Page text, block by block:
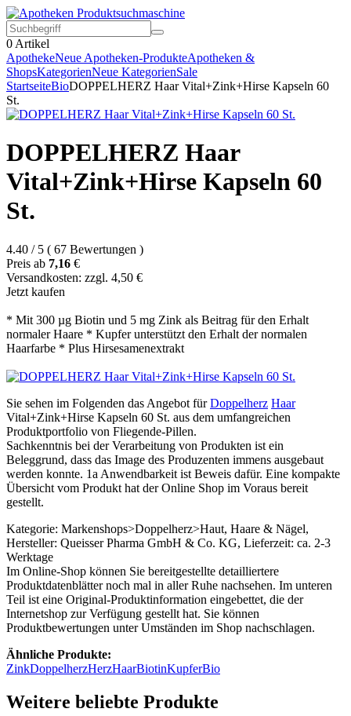
0 Artikel
ApothekeNeue Apotheken-ProdukteApotheken &
ShopsKategorienNeue KategorienSale
StartseiteBioDOPPELHERZ Haar Vital+Zink+Hirse Kapseln 60
St.
DOPPELHERZ Haar
Vital+Zink+Hirse Kapseln 60
St.
4.40 / 5 ( 67 Bewertungen )
Preis ab 7,16 €
Versandkosten: zzgl. 4,50 €
Jetzt kaufen
* Mit 300 µg Biotin und 5 mg Zink als Beitrag für den Erhalt
normaler Haare * Kupfer unterstützt den Erhalt der normalen
Haarfarbe * Plus Hirsesamenextrakt
Sie sehen im Folgenden das Angebot fürDoppelherz Haar
Vital+Zink+Hirse Kapseln 60 St. aus dem umfangreichen
Produktportfolio von Fliegende-Pillen.
Sachkenntnis bei der Verarbeitung von Produkten ist ein
Beleggrund, dass das Image des Produzenten immens ausgebaut
werden konnte. 1a Anwendbarkeit ist Beweis dafür. Eine kompakte
Übersicht vom Produkt hat der Online Shop im Voraus bereit
gestellt.
Kategorie: Markenshops>Doppelherz>Haut, Haare & Nägel,
Hersteller: Queisser Pharma GmbH & Co. KG, Lieferzeit: ca. 2-3
Werktage
Im Online-Shop können Sie bereitgestellte detailliertere
Produktdatenblätter noch mal in aller Ruhe nachsehen. Im unteren
Teil ist eine Original-Produktinformation eingebettet, die der
Internetshop zur Verfügung gestellt hat. Sie können
Produktbewertungen unter Umständen im Shop nachschlagen.
Ähnliche Produkte:
ZinkDoppelherzHerzHaarBiotinKupferBio
Weitere beliebte Produkte